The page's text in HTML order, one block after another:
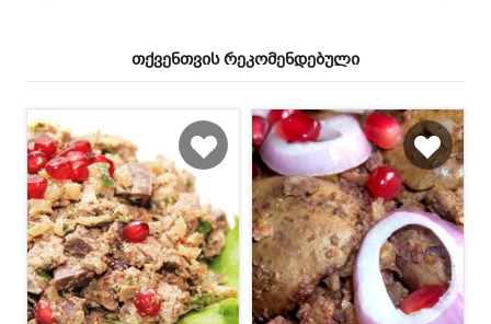
თქვენთვის რეკომენდებული